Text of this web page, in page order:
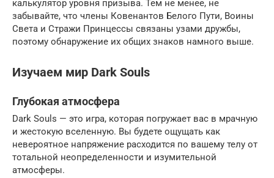
калькулятор уровня призыва. Тем не менее, не
забывайте, что члены Ковенантов Белого Пути, Воины
Света и Стражи Принцессы связаны узами дружбы,
поэтому обнаружение их общих знаков намного выше.
Изучаем мир Dark Souls
Глубокая атмосфера
Dark Souls — это игра, которая погружает вас в мрачную
и жестокую вселенную. Вы будете ощущать как
невероятное напряжение расходится по вашему телу от
тотальной неопределенности и изумительной
атмосферы.